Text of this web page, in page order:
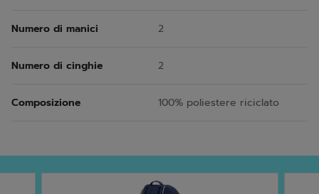
Numero di manici 2
Numero di cinghie 2
Composizione 100% poliestere riciclato